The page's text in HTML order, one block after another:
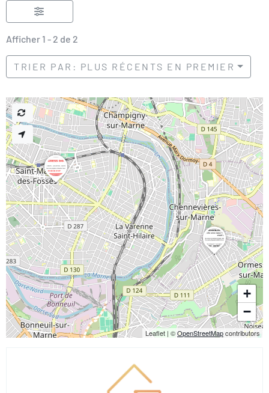
Afficher 1 - 2 de 2
TRIER PAR: PLUS RÉCENTS EN PREMIER
+
−
Leaflet | ©OpenStreetMapcontributors